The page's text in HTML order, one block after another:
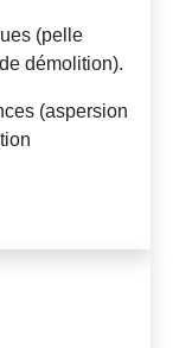
(pelle
démolition).
(aspersion